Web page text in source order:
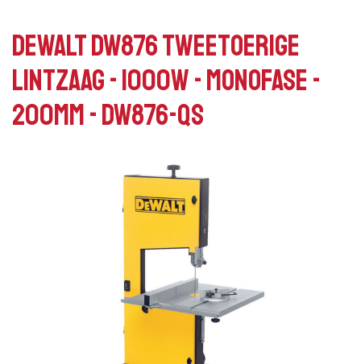
DeWalt DW876 tweetoerige
lintzaag - 1000W - monofase -
200mm - DW876-QS